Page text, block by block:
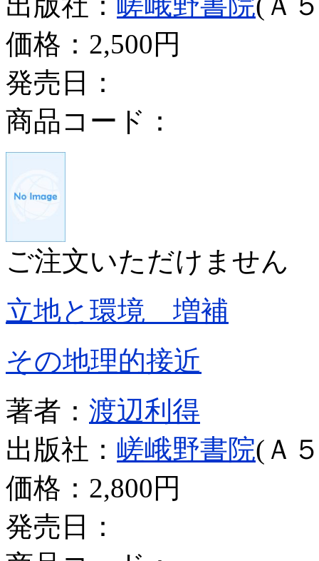
価格： 2,500円
発売日：
商品コード：
ご注文いただけません
立地と環境 増補
その地理的接近
著者： 渡辺利得
出版社： 嵯峨野書院(Ａ
価格： 2,800円
発売日：